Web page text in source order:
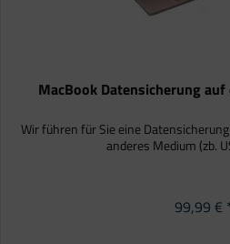
MacBook Datensicherung
Wir führen für Sie eine
anderes Medium (zb.
99,99 €